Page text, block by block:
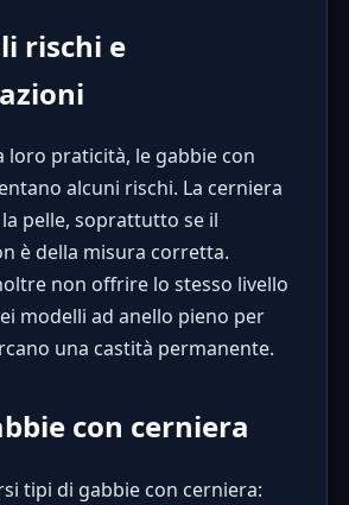
rischi e
loro praticità, le gabbie con
alcuni rischi. La cerniera
pelle, soprattutto se il
è della misura corretta.
non offrire lo stesso livello
modelli ad anello pieno per
una castità permanente.
con cerniera
tipi di gabbie con cerniera: